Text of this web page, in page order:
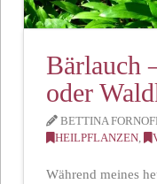
Bärlauch
oder
BETTINA
HEILPFLANZEN,
Während meines